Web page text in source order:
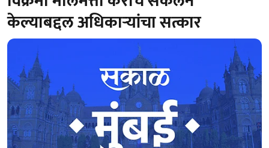
केल्याबद्दल अधिकाऱ्यांचा सत्कार